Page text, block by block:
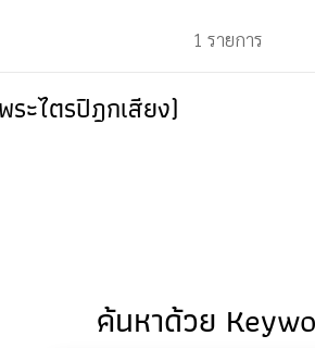
1 รายการ
ะไตรปิฎกเสียง)
ค้นหาด้วย